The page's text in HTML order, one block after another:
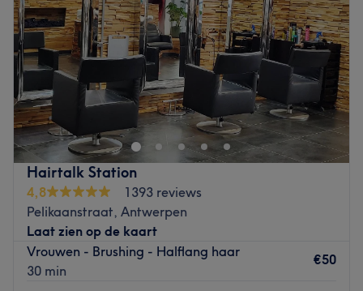
Hairtalk Station
4,8
1393 reviews
Pelikaanstraat, Antwerpen
Laat zien op de kaart
Vrouwen - Brushing - Halflang haar
30 min
€50